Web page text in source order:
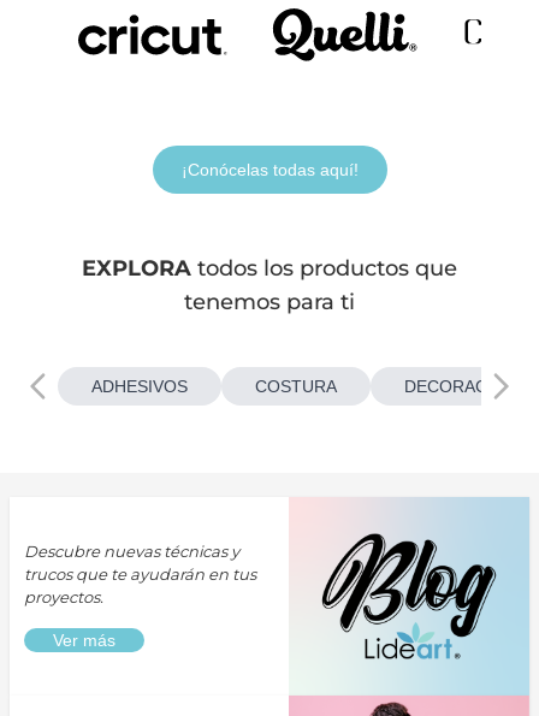
¡Conócelas todas aquí!
EXPLORA todos los productos que
tenemos para ti
ADHESIVOS COSTURA
Descubre nuevas técnicas y
trucos que te ayudarán en tus
proyectos.
Ver más